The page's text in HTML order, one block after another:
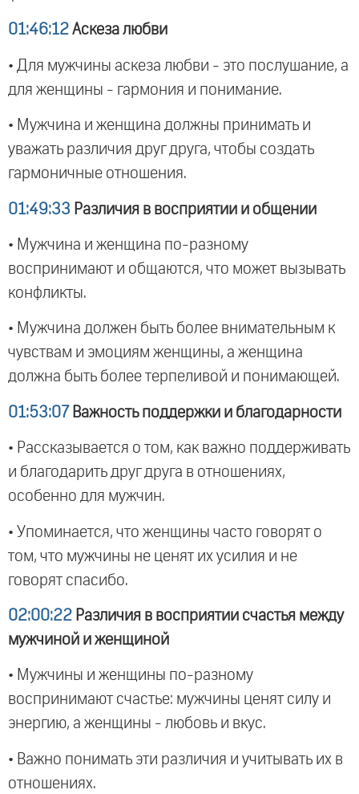
01:46:12 Аскеза любви
• Для мужчины аскеза любви - это послушание, а
для женщины - гармония и понимание.
• Мужчина и женщина должны принимать и
уважать различия друг друга, чтобы создать
гармоничные отношения.
01:49:33 Различия в восприятии и общении
• Мужчина и женщина по-разному
воспринимают и общаются, что может вызывать
конфликты.
• Мужчина должен быть более внимательным к
чувствам и эмоциям женщины, а женщина
должна быть более терпеливой и понимающей.
01:53:07 Важность поддержки и благодарности
• Рассказывается о том, как важно поддерживать
и благодарить друг друга в отношениях,
особенно для мужчин.
• Упоминается, что женщины часто говорят о
том, что мужчины не ценят их усилия и не
говорят спасибо.
02:00:22 Различия в восприятии счастья между
мужчиной и женщиной
• Мужчины и женщины по-разному
воспринимают счастье: мужчины ценят силу и
энергию, а женщины - любовь и вкус.
• Важно понимать эти различия и учитывать их в
отношениях.